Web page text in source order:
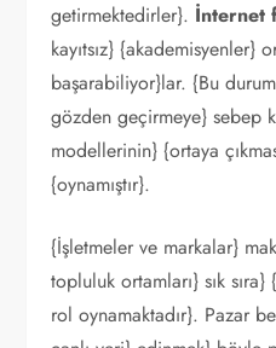
getirmektedirler}. İnternet
kayıtsız} {akademisyenler}
başarabiliyor}lar. {Bu
gözden geçirmeye} sebep
modellerinin} {ortaya
{oynamıştır}.
{İşletmeler ve markalar}
topluluk ortamları} sık
rol oynamaktadır}. Pazar